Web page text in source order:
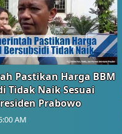
Pastikan Harga BBM
Tidak Naik Sesuai
Prabowo
AM